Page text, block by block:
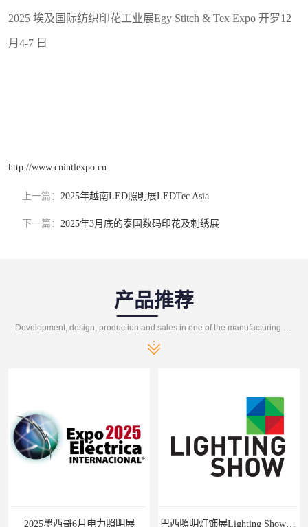
2025 埃及国际纺织印花工业展Egy Stitch & Tex Expo 开罗12
月4-7 日
http://www.cnintlexpo.cn
上一篇： 2025年越南LED照明展LEDTec Asia
下一篇： 2025年3月底的泰国数码印花及刺绣展
产品推荐
Development, design, production and sales in one of the manufacturing enterprises
巴西照明灯饰展Lighting Show 2025